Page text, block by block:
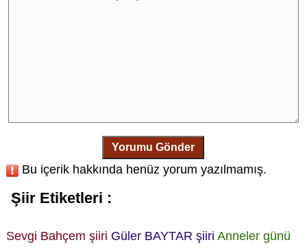
Yorumu Gönder
Bu içerik hakkında henüz yorum yazılmamış.
Şiir Etiketleri :
Sevgi Bahçem şiiri Güler BAYTAR şiiri Anneler günü